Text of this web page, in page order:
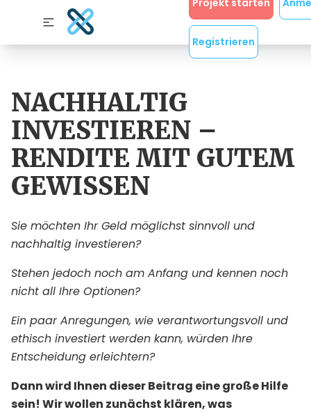
Projekt starten
Registrieren
NACHHALTIG
INVESTIEREN –
RENDITE MIT GUTEM
GEWISSEN
Sie möchten Ihr Geld möglichst sinnvoll und
nachhaltig investieren?
Stehen jedoch noch am Anfang und kennen noch
nicht all Ihre Optionen?
Ein paar Anregungen, wie verantwortungsvoll und
ethisch investiert werden kann, würden Ihre
Entscheidung erleichtern?
Dann wird Ihnen dieser Beitrag eine große Hilfe
sein! Wir wollen zunächst klären, was